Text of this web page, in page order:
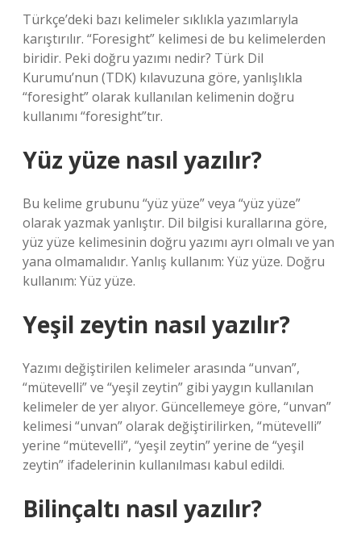
Türkçe’deki bazı kelimeler sıklıkla yazımlarıyla
karıştırılır. “Foresight” kelimesi de bu kelimelerden
biridir. Peki doğru yazımı nedir? Türk Dil
Kurumu’nun (TDK) kılavuzuna göre, yanlışlıkla
“foresight” olarak kullanılan kelimenin doğru
kullanımı “foresight”tır.
Yüz yüze nasıl yazılır?
Bu kelime grubunu “yüz yüze” veya “yüz yüze”
olarak yazmak yanlıştır. Dil bilgisi kurallarına göre,
yüz yüze kelimesinin doğru yazımı ayrı olmalı ve yan
yana olmamalıdır. Yanlış kullanım: Yüz yüze. Doğru
kullanım: Yüz yüze.
Yeşil zeytin nasıl yazılır?
Yazımı değiştirilen kelimeler arasında “unvan”,
“mütevelli” ve “yeşil zeytin” gibi yaygın kullanılan
kelimeler de yer alıyor. Güncellemeye göre, “unvan”
kelimesi “unvan” olarak değiştirilirken, “mütevelli”
yerine “mütevelli”, “yeşil zeytin” yerine de “yeşil
zeytin” ifadelerinin kullanılması kabul edildi.
Bilinçaltı nasıl yazılır?